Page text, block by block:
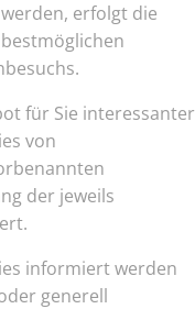
erfolgt die
für Sie interessanter
von
der jeweils
informiert werden
generell